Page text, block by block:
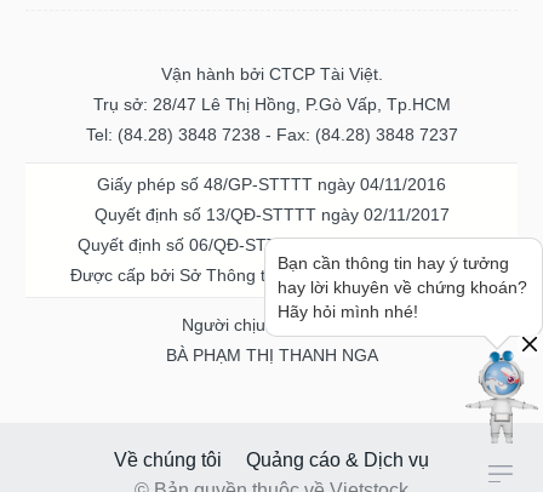
Vận hành bởi CTCP Tài Việt.
Trụ sở: 28/47 Lê Thị Hồng, P.Gò Vấp, Tp.HCM
Tel: (84.28) 3848 7238 - Fax: (84.28) 3848 7237
Giấy phép số 48/GP-STTTT ngày 04/11/2016
Quyết định số 13/QĐ-STTTT ngày 02/11/2017
Quyết định số 06/QĐ-STTTT-ICP ngày 20/07/2023
Được cấp bởi Sở Thông tin và Truyền thông TPHCM
Người chịu trách nhiệm
BÀ PHẠM THỊ THANH NGA
Về chúng tôi
Quảng cáo & Dịch vụ
Bạn cần thông tin hay ý tưởng
hay lời khuyên về chứng khoán?
Hãy hỏi mình nhé!